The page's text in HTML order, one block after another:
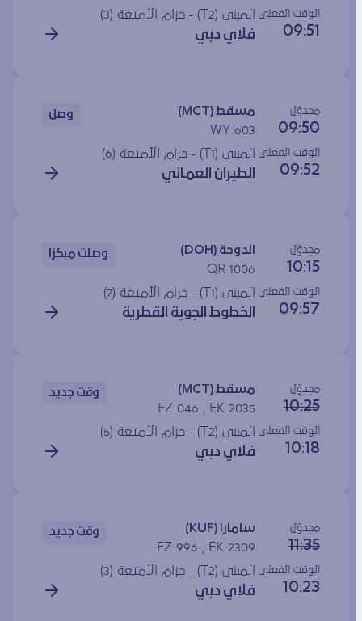
الوقت الفعلي
09:51
المبنى (T2) - حزام الأمتعة (3)
فلاي دبي
مجدوَل
09:50
مسقط (MCT)
WY 603
وصل
الوقت الفعلي
09:52
المبنى (T1) - حزام الأمتعة (6)
الطيران العماني
مجدوَل
10:15
الدوحة (DOH)
QR 1006
وصلت مبكرًا
الوقت الفعلي
09:57
المبنى (T1) - حزام الأمتعة (7)
الخطوط الجوية القطرية
مجدوَل
10:25
مسقط (MCT)
FZ 046 , EK 2035
وقت جديد
الوقت الفعلي
10:18
المبنى (T2) - حزام الأمتعة (5)
فلاي دبي
مجدوَل
11:35
سامارا (KUF)
FZ 996 , EK 2309
وقت جديد
الوقت الفعلي
10:23
المبنى (T2) - حزام الأمتعة (3)
فلاي دبي